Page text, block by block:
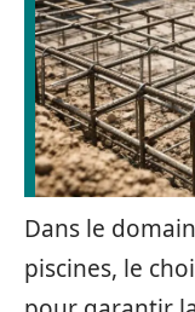
Dans le
piscines, le